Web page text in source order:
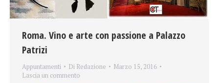
Roma. Vino e arte con passione a Palazzo
Patrizi
Appuntamenti Di Redazione
Marzo 15, 2016
Lascia un commento